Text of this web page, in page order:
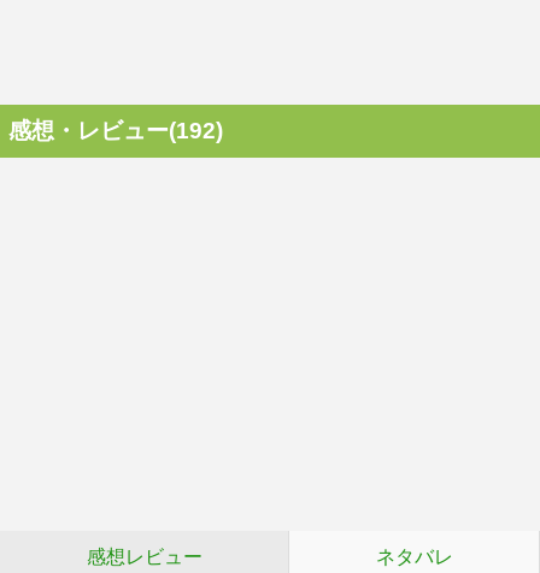
感想・レビュー(192)
感想レビュー ネタバレ